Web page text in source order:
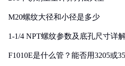
M20螺纹大径和小径是多少
1-1/4 NPT螺纹参数及底孔尺寸详
F1010E是什么管？能否用3205或